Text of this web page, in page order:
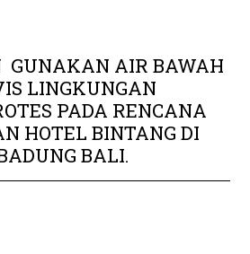
GUNAKAN AIR BAWAH
LINGKUNGAN
PADA RENCANA
HOTEL BINTANG DI
BALI.